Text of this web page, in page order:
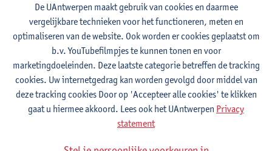
Accountancy
1E/2E SEM
6studiepunten
Lesgever(s):
Tom Van Caneghem Christine Lippens
Domein 6. Kwantitatieve methoden
Beschrijvende statistiek en kansrekenen
2E SEM
3studiepunten
Stephan Van der Veeken
De UAntwerpen maakt gebruik van cookies en daarmee
vergelijkbare technieken voor het functioneren, meten en
optimaliseren van de website. Ook worden er cookies geplaatst om
b.v. YouTubefilmpjes te kunnen tonen en voor
marketingdoeleinden. Deze laatste categorie betreffen de tracking
cookies. Uw internetgedrag kan worden gevolgd door middel van
deze tracking cookies Door op 'Accepteer alle cookies' te klikken
gaat u hiermee akkoord. Lees ook het UAntwerpen Privacy
statement